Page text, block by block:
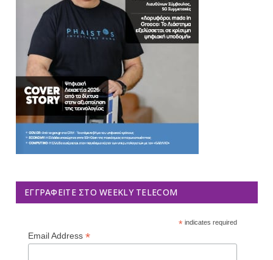
ΕΓΓΡΑΦΕΊΤΕ ΣΤΟ WEEKLY TELECOM
*indicates required
Email Address *